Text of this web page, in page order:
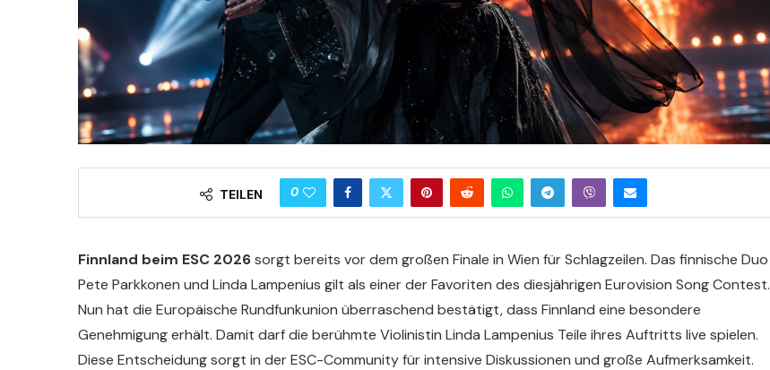
TEILEN 0
Finnland beim ESC 2026sorgt bereits vor dem großen Finale in Wien für Schlagzeilen. Das finnische Duo
Pete Parkkonen und Linda Lampenius gilt als einer der Favoriten des diesjährigen Eurovision Song Contest.
Nun hat die Europäische Rundfunkunion überraschend bestätigt, dass Finnland eine besondere
Genehmigung erhält. Damit darf die berühmte Violinistin Linda Lampenius Teile ihres Auftritts live spielen.
Diese Entscheidung sorgt in der ESC-Community für intensive Diskussionen und große Aufmerksamkeit.